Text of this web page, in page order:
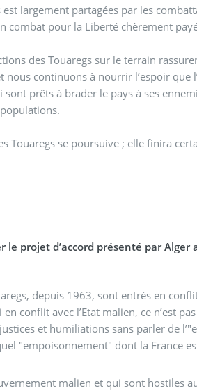
largement partagées par les
combat pour la Liberté chèrement
des Touaregs sur le terrain
nous continuons à nourrir l’espoir que
prêts à brader le pays à ses
Touaregs se poursuive ; elle finira
le projet d’accord présenté par Alger
depuis 1963, sont entrés en
conflit avec l’Etat malien, ce n’est
et humiliations sans parler de
"empoisonnement" dont la France
malien et qui sont hostiles